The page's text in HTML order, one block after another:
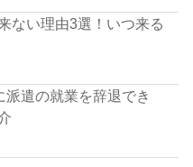
ない理由3選！いつ来る
遣の就業を辞退でき